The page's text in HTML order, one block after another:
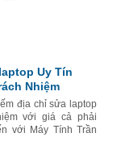
Uy Tín
Nhiệm
địa chỉ sửa laptop
với giá cả phải
với Máy Tính Trần